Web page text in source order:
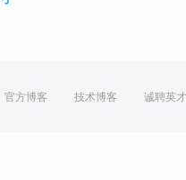
官方博客 技术博客 诚聘英才